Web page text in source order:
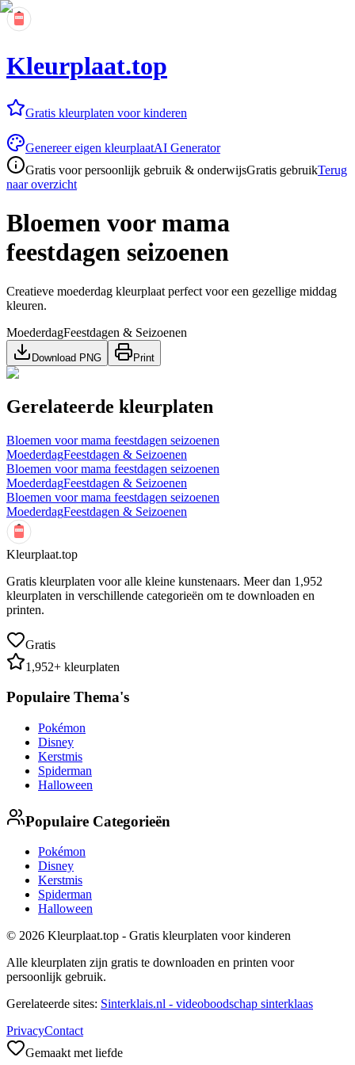
Kleurplaat.top
Gratis kleurplaten voor kinderen
Genereer eigen kleurplaatAI Generator
Gratis voor persoonlijk gebruik & onderwijsGratis gebruikTerug
naar overzicht
Bloemen voor mama
feestdagen seizoenen
Creatieve moederdag kleurplaat perfect voor een gezellige middag
kleuren.
MoederdagFeestdagen & Seizoenen
Download PNG Print
Gerelateerde kleurplaten
Bloemen voor mama feestdagen seizoenen
MoederdagFeestdagen & Seizoenen
Bloemen voor mama feestdagen seizoenen
MoederdagFeestdagen & Seizoenen
Bloemen voor mama feestdagen seizoenen
MoederdagFeestdagen & Seizoenen
Kleurplaat.top
Gratis kleurplaten voor alle kleine kunstenaars. Meer dan 1,952
kleurplaten in verschillende categorieën om te downloaden en
printen.
Gratis
1,952+ kleurplaten
Populaire Thema's
Pokémon
Disney
Kerstmis
Spiderman
Halloween
Populaire Categorieën
Pokémon
Disney
Kerstmis
Spiderman
Halloween
© 2026 Kleurplaat.top - Gratis kleurplaten voor kinderen
Alle kleurplaten zijn gratis te downloaden en printen voor
persoonlijk gebruik.
Gerelateerde sites: Sinterklais.nl - videoboodschap sinterklaas
PrivacyContact
Gemaakt met liefde